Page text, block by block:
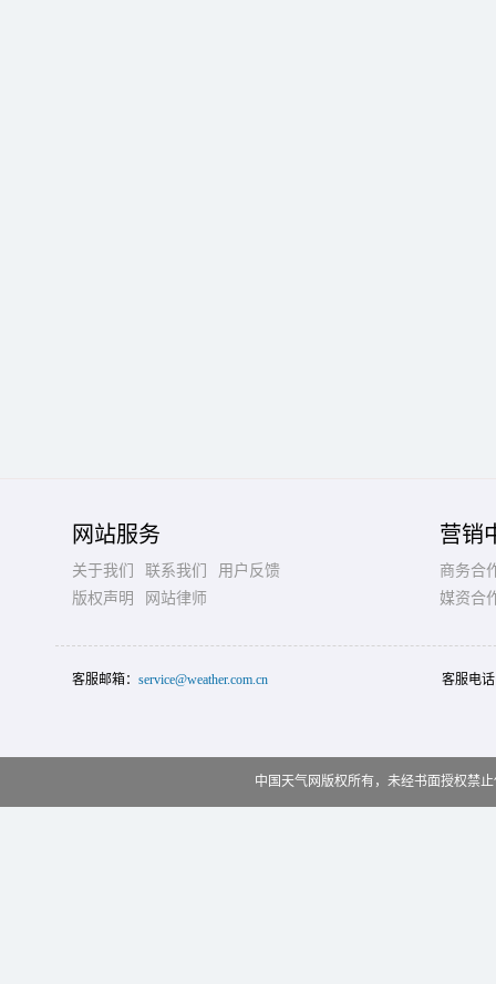
网站服务
关于我们 联系我们
用户反馈
版权声明
网站律师
营销
商务合
媒资合
客服邮箱： service@weather.com.cn 客服电
中国天气网版权所有，未经书面授权